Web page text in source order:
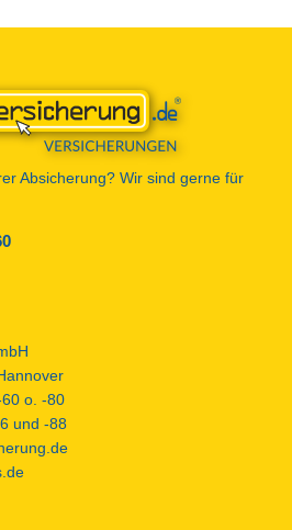
Absicherung? Wir sind gerne für
o. -80
und -88